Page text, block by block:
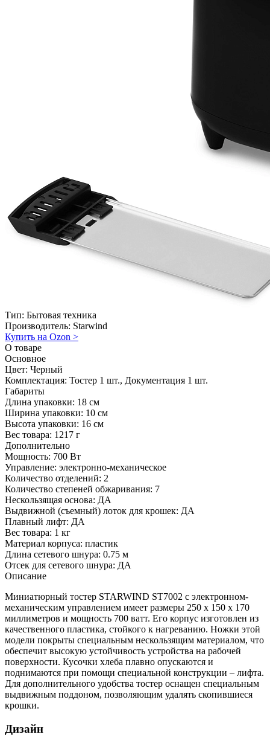
Тип: Бытовая техника
Производитель: Starwind
Купить на Ozon >
О товаре
Основное
Цвет: Черный
Комплектация: Тостер 1 шт., Документация 1 шт.
Габариты
Длина упаковки: 18 см
Ширина упаковки: 10 см
Высота упаковки: 16 см
Вес товара: 1217 г
Дополнительно
Мощность: 700 Вт
Управление: электронно-механическое
Количество отделений: 2
Количество степеней обжаривания: 7
Нескользящая основа: ДА
Выдвижной (съемный) лоток для крошек: ДА
Плавный лифт: ДА
Вес товара: 1 кг
Материал корпуса: пластик
Длина сетевого шнура: 0.75 м
Отсек для сетевого шнура: ДА
Описание
Миниатюрный тостер STARWIND ST7002 с электронном-
механическим управлением имеет размеры 250 х 150 х 170
миллиметров и мощность 700 ватт. Его корпус изготовлен из
качественного пластика, стойкого к нагреванию. Ножки этой
модели покрыты специальным нескользящим материалом, что
обеспечит высокую устойчивость устройства на рабочей
поверхности. Кусочки хлеба плавно опускаются и
поднимаются при помощи специальной конструкции – лифта.
Для дополнительного удобства тостер оснащен специальным
выдвижным поддоном, позволяющим удалять скопившиеся
крошки.
Дизайн